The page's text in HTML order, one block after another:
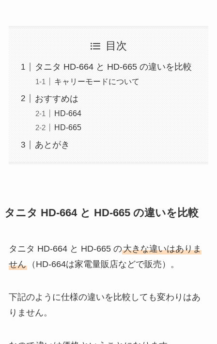
目次
タニタ HD-664 と HD-665 の違いを比較
キャリーモードについて
おすすめは
HD-664
HD-665
あとがき
タニタ HD-664 と HD-665 の違いを比較
タニタ HD-664 と HD-665 の大きな違いはありま
せん（HD-664は家電量販店などで販売）。
下記のように仕様の違いを比較しても変わりはあ
りません。